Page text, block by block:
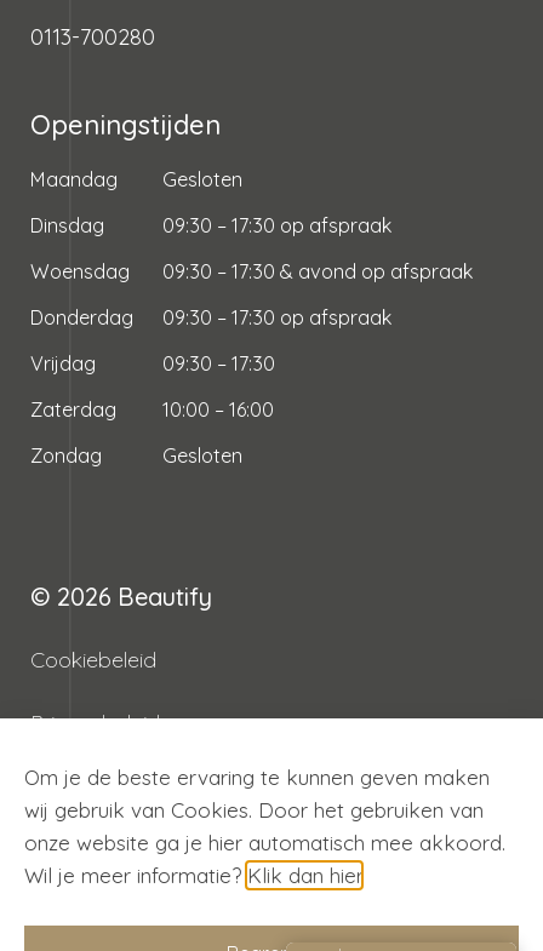
0113-700280
Openingstijden
Maandag
Gesloten
Dinsdag
09:30 – 17:30 op afspraak
Woensdag
09:30 – 17:30 & avond op afspraak
Donderdag
09:30 – 17:30 op afspraak
Vrijdag
09:30 – 17:30
Zaterdag
10:00 – 16:00
Zondag
Gesloten
© 2026 Beautify
Cookiebeleid
Privacybeleid
Algemene voorwaarden
Betaal veilig met
Om je de beste ervaring te kunnen geven maken
wij gebruik van Cookies. Door het gebruiken van
onze website ga je hier automatisch mee akkoord.
Wil je meer informatie? Klik dan hier